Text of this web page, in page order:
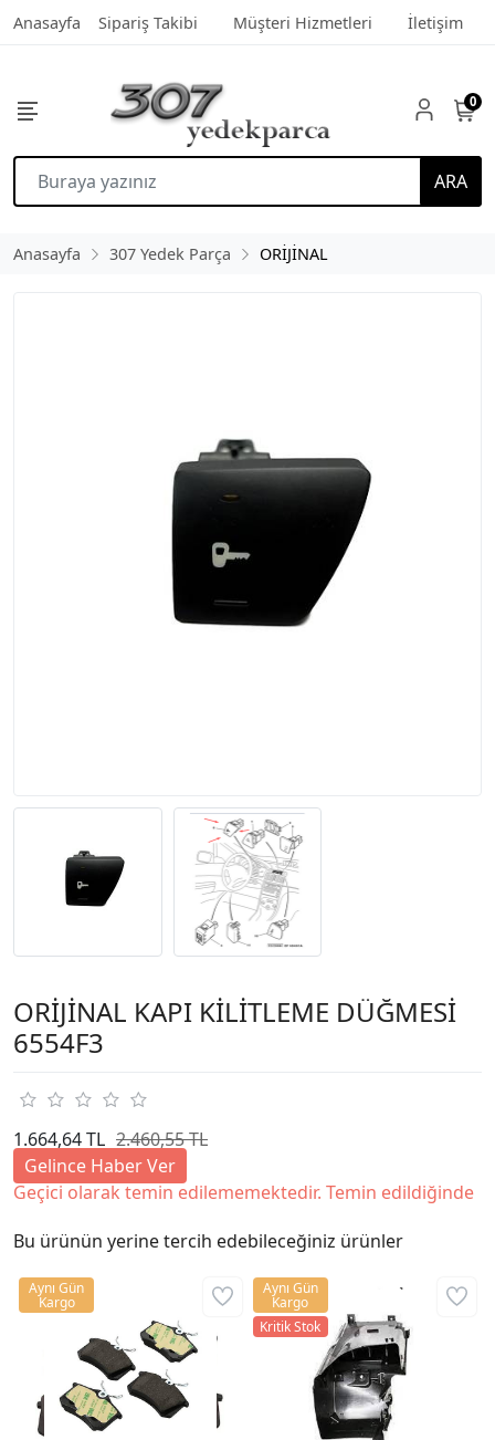
Anasayfa Sipariş Takibi Müşteri Hizmetleri İletişim
ARA
0
Anasayfa 307 Yedek Parça ORİJİNAL
ORİJİNAL KAPI KİLİTLEME DÜĞMESİ
6554F3
1.664,64 TL 2.460,55 TL
Gelince Haber Ver
Geçici olarak temin edilememektedir. Temin edildiğinde
Bu ürünün yerine tercih edebileceğiniz ürünler
Aynı Gün
Kargo
Aynı Gün
Kargo
Kritik Stok